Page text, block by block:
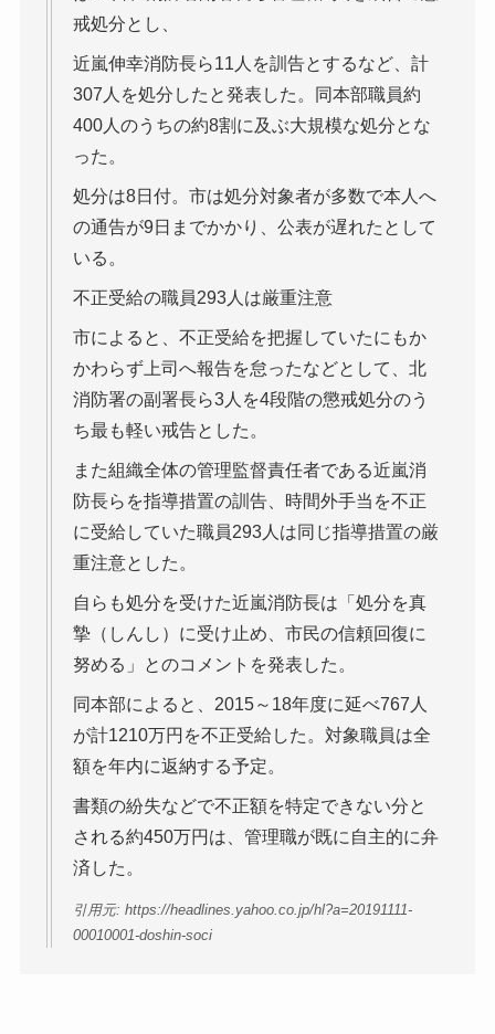
戒処分とし、
近嵐伸幸消防長ら11人を訓告とするなど、計
307人を処分したと発表した。同本部職員約
400人のうちの約8割に及ぶ大規模な処分とな
った。
処分は8日付。市は処分対象者が多数で本人へ
の通告が9日までかかり、公表が遅れたとして
いる。
不正受給の職員293人は厳重注意
市によると、不正受給を把握していたにもか
かわらず上司へ報告を怠ったなどとして、北
消防署の副署長ら3人を4段階の懲戒処分のう
ち最も軽い戒告とした。
また組織全体の管理監督責任者である近嵐消
防長らを指導措置の訓告、時間外手当を不正
に受給していた職員293人は同じ指導措置の厳
重注意とした。
自らも処分を受けた近嵐消防長は「処分を真
摯（しんし）に受け止め、市民の信頼回復に
努める」とのコメントを発表した。
同本部によると、2015～18年度に延べ767人
が計1210万円を不正受給した。対象職員は全
額を年内に返納する予定。
書類の紛失などで不正額を特定できない分と
される約450万円は、管理職が既に自主的に弁
済した。
引用元: https://headlines.yahoo.co.jp/hl?a=20191111-
00010001-doshin-soci